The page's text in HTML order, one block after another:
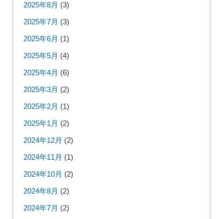
2025年8月 (3)
2025年7月 (3)
2025年6月 (1)
2025年5月 (4)
2025年4月 (6)
2025年3月 (2)
2025年2月 (1)
2025年1月 (2)
2024年12月 (2)
2024年11月 (1)
2024年10月 (2)
2024年8月 (2)
2024年7月 (2)